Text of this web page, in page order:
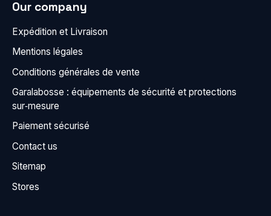
Our company
Expédition et Livraison
Mentions légales
Conditions générales de vente
Garalabosse : équipements de sécurité et protections
sur‑mesure
Paiement sécurisé
Contact us
Sitemap
Stores